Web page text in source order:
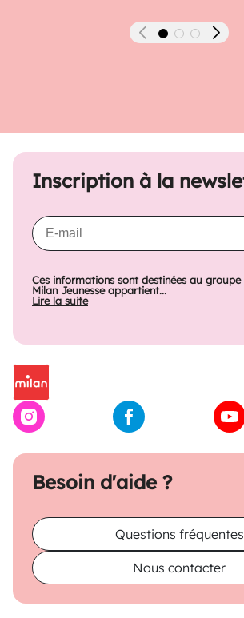
Précédent
Besoin d'aide ?
Questions fréquentes
Nous contacter
Inscription à la
Ces informations sont destinées au
Milan Jeunesse appartient...
Lire la suite